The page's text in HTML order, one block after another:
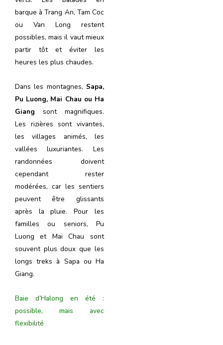
barque à Trang An, Tam Coc
ou Van Long restent
possibles, mais il vaut mieux
partir tôt et éviter les
heures les plus chaudes.
Dans les montagnes, Sapa,
Pu Luong, Mai Chau ou Ha
Giang sont magnifiques.
Les rizières sont vivantes,
les villages animés, les
vallées luxuriantes. Les
randonnées doivent
cependant rester
modérées, car les sentiers
peuvent être glissants
après la pluie. Pour les
familles ou seniors, Pu
Luong et Mai Chau sont
souvent plus doux que les
longs treks à Sapa ou Ha
Giang.
Baie d’Halong en été :
possible, mais avec
flexibilité